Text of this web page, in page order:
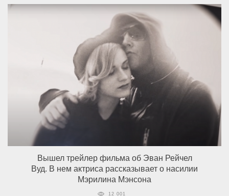
Вышел трейлер фильма об Эван Рейчел
Вуд. В нем актриса рассказывает о насилии
Мэрилина Мэнсона
12 001